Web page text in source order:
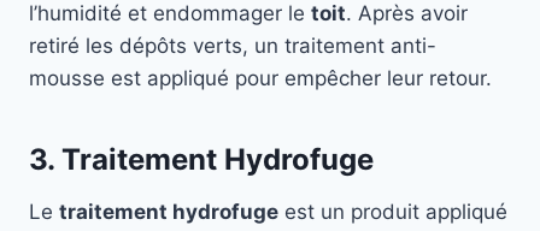
l’humidité et endommager le toit. Après avoir
retiré les dépôts verts, un traitement anti-
mousse est appliqué pour empêcher leur retour.
3. Traitement Hydrofuge
Le traitement hydrofuge est un produit appliqué